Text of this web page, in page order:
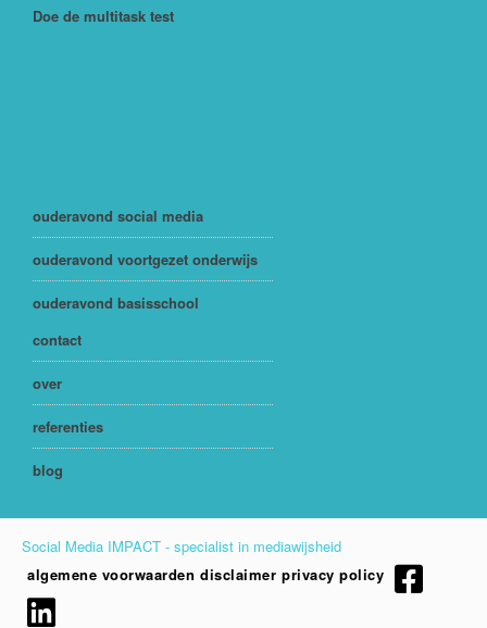
Doe de multitask test
ouderavond social media
ouderavond voortgezet onderwijs
ouderavond basisschool
contact
over
referenties
blog
Social Media IMPACT - specialist in mediawijsheid
algemene voorwaarden disclaimer privacy policy